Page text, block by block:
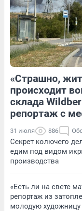
Обсудить
Обсудить
«Страшно,
происходит
склада
репортаж с
31 июля 886
Секрет колючего
едим под видом
производства
«Есть ли на свете
репортаж из
молодую художницу